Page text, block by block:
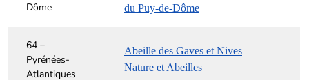
Dôme
du Puy-de-Dôme
64 –
Pyrénées-
Atlantiques
Abeille des Gaves et Nives
Nature et Abeilles